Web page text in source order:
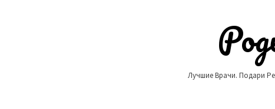
Лучшие Врачи. Подари